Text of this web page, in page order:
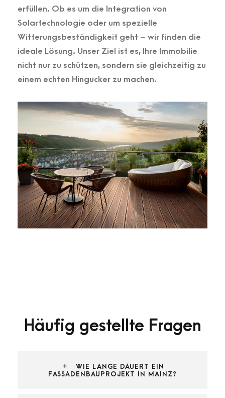
erfüllen. Ob es um die Integration von
Solartechnologie oder um spezielle
Witterungsbeständigkeit geht – wir finden die
ideale Lösung. Unser Ziel ist es, Ihre Immobilie
nicht nur zu schützen, sondern sie gleichzeitig zu
einem echten Hingucker zu machen.
Häufig gestellte Fragen
WIE LANGE DAUERT EIN
FASSADENBAUPROJEKT IN MAINZ?